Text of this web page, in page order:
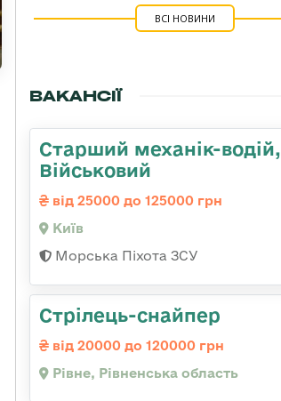
ВСІ НОВИНИ
ВАКАНСІЇ
Старший механік-водій,
Військовий
від 25000 до 125000 грн
Київ
Морська Піхота ЗСУ
Стрілець-снайпер
від 20000 до 120000 грн
Рівне, Рівненська область